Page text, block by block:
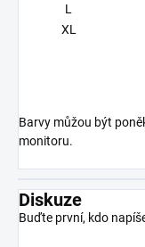
L
XL
Barvy můžou být
monitoru.
Diskuze
Buďte první, kdo